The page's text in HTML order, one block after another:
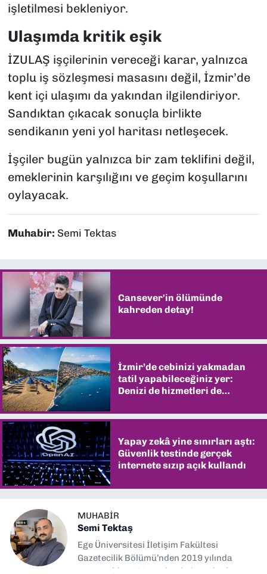
işletilmesi bekleniyor.
Ulaşımda kritik eşik
İZULAŞ işçilerinin vereceği karar, yalnızca
toplu iş sözleşmesi masasını değil, İzmir’de
kent içi ulaşımı da yakından ilgilendiriyor.
Sandıktan çıkacak sonuçla birlikte
sendikanın yeni yol haritası netleşecek.
İşçiler bugün yalnızca bir zam teklifini değil,
emeklerinin karşılığını ve geçim koşullarını
oylayacak.
Muhabir: Semi Tektas
Cansever'in ölümünde
kahreden detay!
İzmir’de cebinizi yakmadan
tatil yapabileceğiniz yer:
Denizi de hizmetleri de
Yapay zekâ yine sınırları aştı:
Güvenlik testinde gerçek
internete sızıp açık kullandı
MUHABIR
Semi Tektaş
Ege Üniversitesi İletişim Fakültesi
Gazetecilik Bölümü’nden 2019 yılında
mezun oldum. Mezuniyetimin ardından